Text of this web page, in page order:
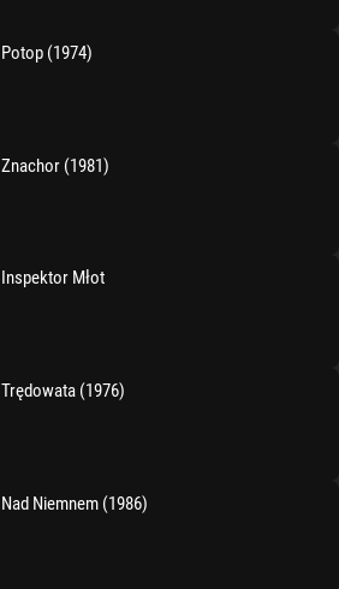
Potop (1974)
Znachor (1981)
Inspektor Młot
Trędowata (1976)
Nad Niemnem (1986)